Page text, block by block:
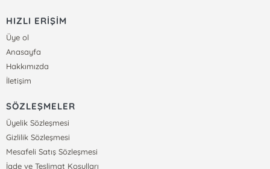
HIZLI ERİŞİM
Üye ol
Anasayfa
Hakkımızda
İletişim
SÖZLEŞMELER
Üyelik Sözleşmesi
Gizlilik Sözleşmesi
Mesafeli Satış Sözleşmesi
İade ve Teslimat Koşulları